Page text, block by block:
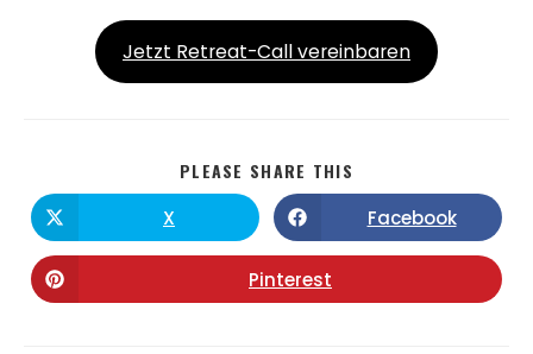
Jetzt Retreat-Call vereinbaren
PLEASE SHARE THIS
X
Facebook
Pinterest